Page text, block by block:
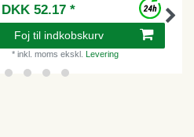
DKK 52.17 *
Foj til indkobskurv
* inkl. moms ekskl. Levering